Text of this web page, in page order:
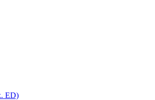
ED)